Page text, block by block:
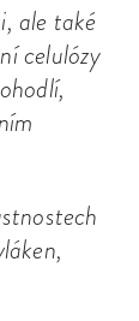
ale také
celulózy